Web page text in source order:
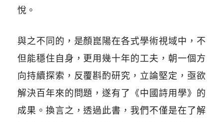
悅。
與之不同的，是顏崑陽在各式學術視域中，不
但能穩住自身，更用幾十年的工夫，朝一個方
向持續探索，反覆斟酌研究，立論堅定，亟欲
解決百年來的問題，遂有了《中國詩用學》的
成果。換言之，透過此書，我們不僅是在了解